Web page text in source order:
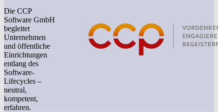
Die CCP
Software GmbH
begleitet
Unternehmen
und öffentliche
Einrichtungen
entlang des
Software-
Lifecycles –
neutral,
kompetent,
erfahren.